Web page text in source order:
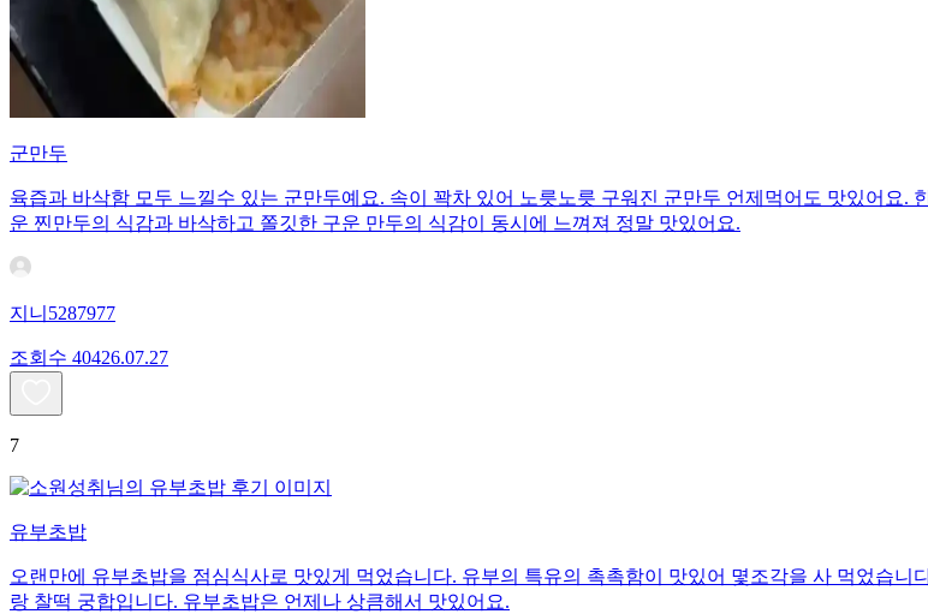
군만두
육즙과 바삭함 모두 느낄수 있는 군만두예요. 속이 꽉차 있어 노릇노릇 구워진 군만두 언제먹어도 맛있어요.
운 찐만두의 식감과 바삭하고 쫄깃한 구운 만두의 식감이 동시에 느껴져 정말 맛있어요.
지니5287977
조회수 40426.07.27
7
유부초밥
오랜만에 유부초밥을 점심식사로 맛있게 먹었습니다. 유부의 특유의 촉촉함이 맛있어 몇조각을 사 먹었습
랑 찰떡 궁합입니다. 유부초밥은 언제나 상큼해서 맛있어요.